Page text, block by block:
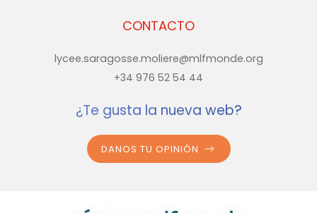
CONTACTO
lycee.saragosse.moliere@mlfmonde.org
+34 976 52 54 44
¿Te gusta la nueva web?
DANOS TU OPINIÓN